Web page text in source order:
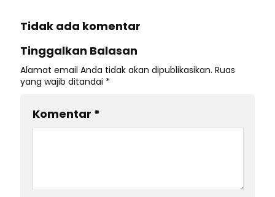
Tidak ada komentar
Tinggalkan Balasan
Alamat email Anda tidak akan dipublikasikan. Ruas
yang wajib ditandai *
Komentar *